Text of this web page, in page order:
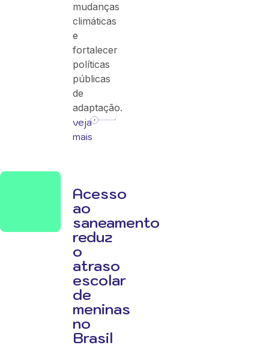
mudanças
climáticas
e
fortalecer
políticas
públicas
de
adaptação.
veja
mais
Acesso
ao
saneamento
reduz
o
atraso
escolar
de
meninas
no
Brasil